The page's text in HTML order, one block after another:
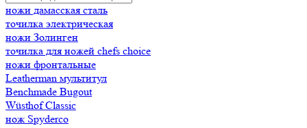
ножи дамасская сталь
точилка электрическая
ножи Золинген
точилка для ножей chefs choice
ножи фронтальные
Leatherman мультитул
Benchmade Bugout
Wüsthof Classic
нож Spyderco